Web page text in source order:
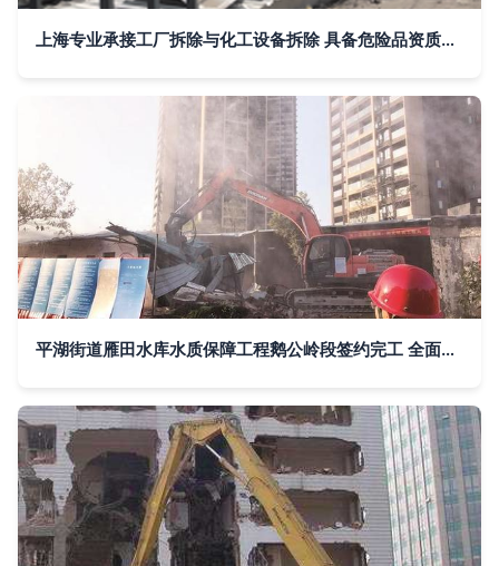
上海专业承接工厂拆除与化工设备拆除 具备危险品资质，安全高效完成建筑物拆除作业
平湖街道雁田水库水质保障工程鹅公岭段签约完工 全面展开建筑物拆除作业